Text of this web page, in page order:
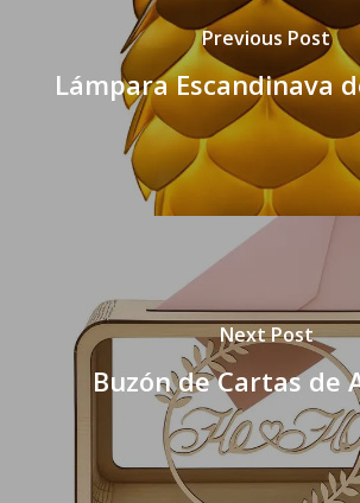
Previous Post
Lámpara Escandinava
Next Post
Buzón de Cartas de